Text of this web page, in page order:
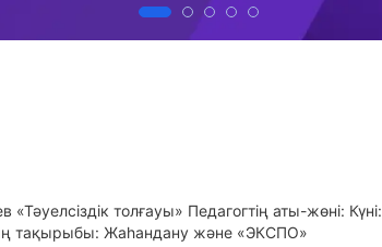
толғауы» Педагогтің аты-жөні: Күні:
тақырыбы: Жаһандану және «ЭКСПО»